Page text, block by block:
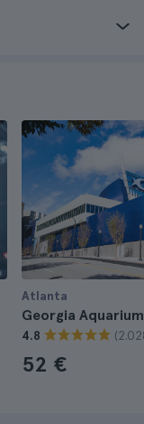
Atlanta
Georgia
4.8
52 €